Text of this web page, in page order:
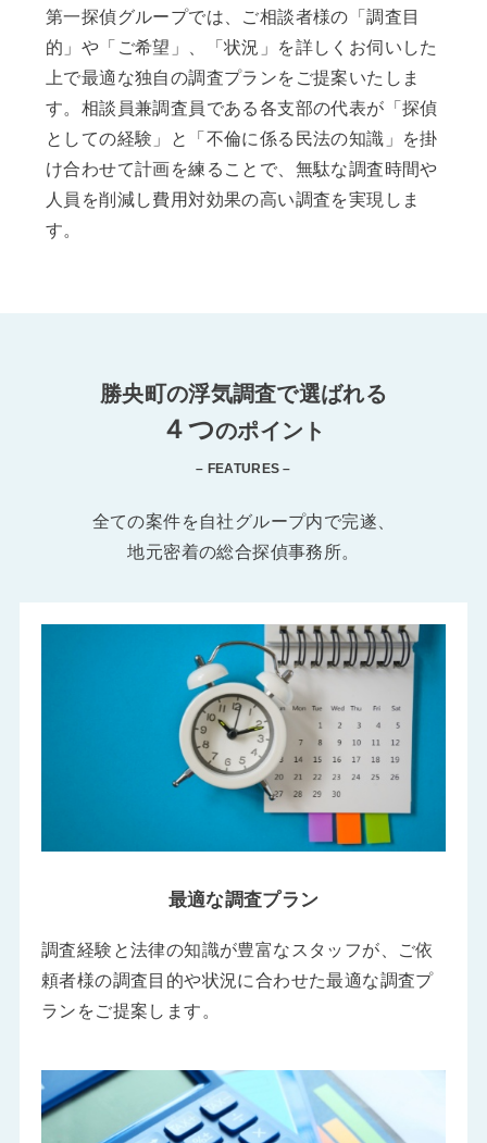
第一探偵グループでは、ご相談者様の「調査目
的」や「ご希望」、「状況」を詳しくお伺いした
上で最適な独自の調査プランをご提案いたしま
す。相談員兼調査員である各支部の代表が「探偵
としての経験」と「不倫に係る民法の知識」を掛
け合わせて計画を練ることで、無駄な調査時間や
人員を削減し費用対効果の高い調査を実現しま
す。
勝央町の浮気調査で選ばれる
４つのポイント
– FEATURES –
全ての案件を自社グループ内で完遂、
地元密着の総合探偵事務所。
最適な調査プラン
調査経験と法律の知識が豊富なスタッフが、ご依
頼者様の調査目的や状況に合わせた最適な調査プ
ランをご提案します。